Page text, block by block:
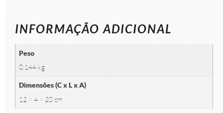
INFORMAÇÃO ADICIONAL
Peso
0.144 kg
Dimensões (C x L x A)
12 × 4 × 20 cm